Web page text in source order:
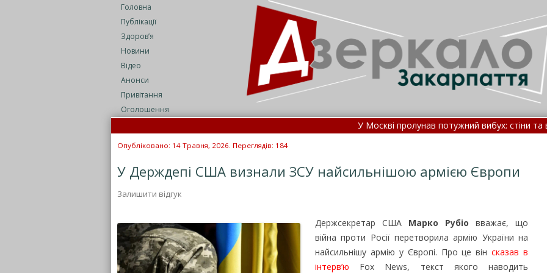
Головна
Публікації
Здоров’я
Новини
Відео
Анонси
Привітання
Оголошення
У Москві пролунав потужний вибух: стіни та
Кабмін поновив правила ведення реєстру
Опубліковано: 14 Травня, 2026. Переглядів: 184
У Держдепі США визнали ЗСУ найсильнішою армією Європи
Залишити відгук
Держсекретар США Марко Рубіо вважає, що
війна проти Росії перетворила армію України на
найсильнішу армію у Європі. Про це вінсказав в
інтерв’ю
Fox News, текст якого наводить